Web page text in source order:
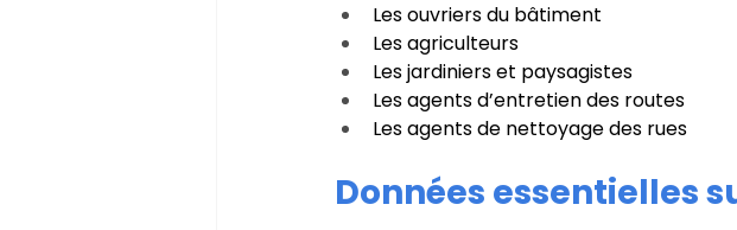
Les ouvriers du bâtiment
Les agriculteurs
Les jardiniers et paysagistes
Les agents d’entretien des routes
Les agents de nettoyage des rues
Données essentielles